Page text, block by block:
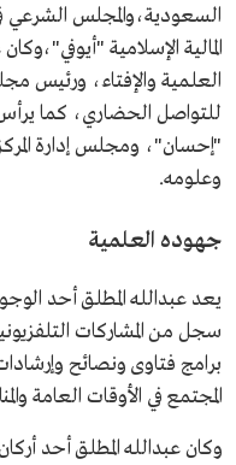
السعودية،والمجلس الشرعي
المالية الإسلامية
العلمية والإفتاء، ورئيس
للتواصل الحضاري، كما
"إحسان"، ومجلس إدارة
وعلومه.
جهوده العلمية
يعد عبدالله المطلق أحد
سجل من المشاركات
برامج فتاوى ونصائح
المجتمع في الأوقات العامة
وكان عبدالله المطلق أحد